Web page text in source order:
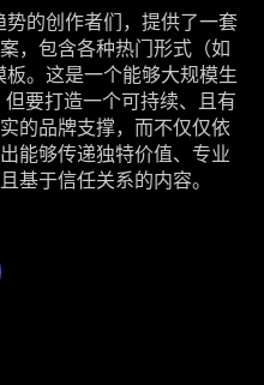
势的创作者们，提供了一套
，包含各种热门形式（如
。这是一个能够大规模生
要打造一个可持续、且有
的品牌支撑，而不仅仅依
能够传递独特价值、专业
基于信任关系的内容。